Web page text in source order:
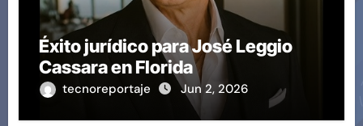
Éxito jurídico para José Leggio
Cassara en Florida
tecnoreportaje Jun 2, 2026